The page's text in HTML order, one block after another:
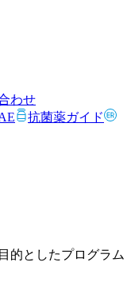
わせ
抗菌薬ガイド
的としたプログラム